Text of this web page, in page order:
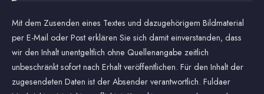
Mit dem Zusenden eines Textes und dazugehörigem Bildmaterial
per E-Mail oder Post erklären Sie sich damit einverstanden, dass
wir den Inhalt unentgeltlich ohne Quellenangabe zeitlich
unbeschränkt sofort nach Erhalt veröffentlichen. Für den Inhalt der
zugesendeten Daten ist der Absender verantwortlich. Fuldaer